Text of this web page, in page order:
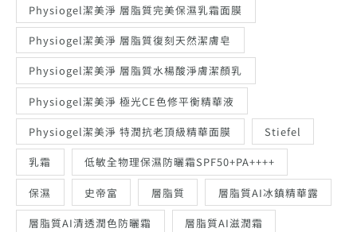
Physiogel潔美淨 層脂質完美保濕乳霜面膜
Physiogel潔美淨 層脂質復刻天然潔膚皂
Physiogel潔美淨 層脂質水楊酸淨膚潔顏乳
Physiogel潔美淨 極光CE色修平衡精華液
Physiogel潔美淨 特潤抗老頂級精華面膜 Stiefel
乳霜 低敏全物理保濕防曬霜SPF50+PA++++
保濕 史帝富 層脂質 層脂質AI冰鎮精華露
層脂質AI清透潤色防曬霜 層脂質AI滋潤霜